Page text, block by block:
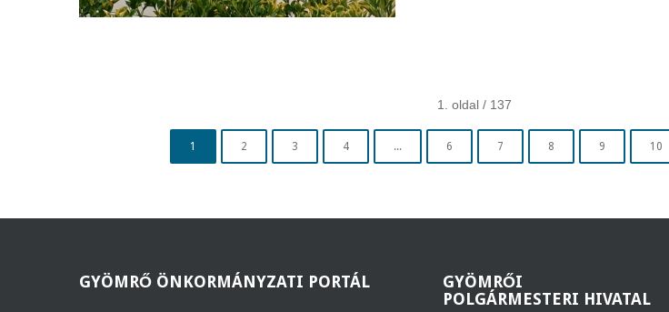
1. oldal / 137
1 2 3 4 ... 6 7 8 9 10
GYÖMRŐ ÖNKORMÁNYZATI PORTÁL
GYÖMRŐI
POLGÁRMESTERI HIVATAL